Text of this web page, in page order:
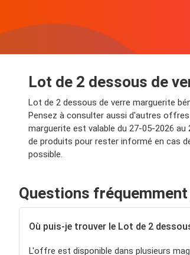
Lot de 2 dessous de
Lot de 2 dessous de verre marguerite
Pensez à consulter aussi d'autres
marguerite est valable du 27-05-2026
de produits pour rester informé en cas
possible.
Questions
Où puis-je trouver le Lot de 2
L'offre est disponible dans plusieurs